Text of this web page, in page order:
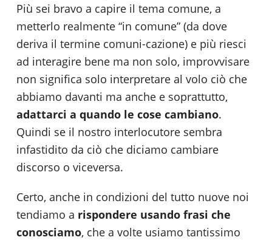
Più sei bravo a capire il tema comune, a
metterlo realmente “in comune” (da dove
deriva il termine comuni-cazione) e più riesci
ad interagire bene ma non solo, improvvisare
non significa solo interpretare al volo ciò che
abbiamo davanti ma anche e soprattutto,
adattarci a quando le cose cambiano.
Quindi se il nostro interlocutore sembra
infastidito da ciò che diciamo cambiare
discorso o viceversa.
Certo, anche in condizioni del tutto nuove noi
tendiamo a rispondere usando frasi che
conosciamo, che a volte usiamo tantissimo